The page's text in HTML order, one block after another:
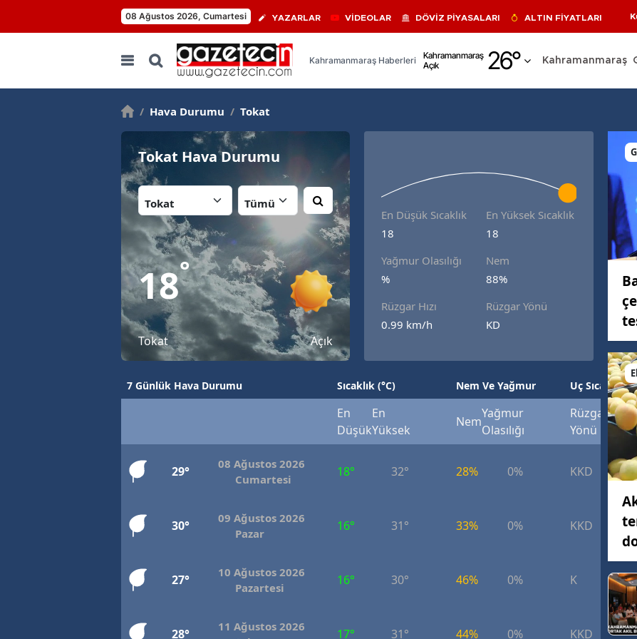
08 Ağustos 2026, Cumartesi YAZARLAR VİDEOLAR DÖVİZ PİYASALARI ALTIN FİYATLARI
Kahramanmaraş Haberleri
Kahramanmaraş
Açık
26°
Adıyaman
Ağrı
Antalya
Bingöl
Bitlis
Bolu
Diyarbakır
Kahramanmaraş
/ Hava Durumu / Tokat
Tokat Hava Durumu
18°
Tokat Açık
En Düşük Sıcaklık
18
En Yüksek Sıcaklık
18
Yağmur Olasılığı
%
Nem
88%
Rüzgar Hızı
0.99 km/h
Rüzgar Yönü
KD
7 Günlük Hava Durumu Sıcaklık (°C) Nem Ve Yağmur Uç Sıcaklık
En
Düşük
En
Yüksek
Nem
Yağmur
Olasılığı
Rüzgar
Yönü
Hızı
29°
08 Ağustos 2026
Cumartesi
18° 32° 28% 0% KKD
30°
09 Ağustos 2026
Pazar
16° 31° 33% 0% KKD
27°
10 Ağustos 2026
Pazartesi
16° 30° 46% 0% K
28°
11 Ağustos 2026
17° 31° 44% 0% KKD